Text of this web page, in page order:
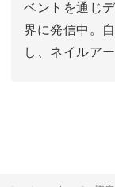
ベントを通じ
界に発信中。
し、ネイルア